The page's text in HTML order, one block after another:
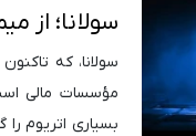
سولانا؛ از
سولانا، که
مؤسسات مالی
بسیاری اتریوم